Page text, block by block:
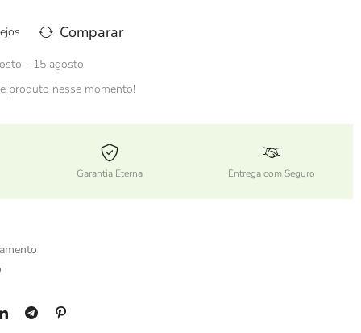
Comparar
- 15 agosto
produto nesse momento!
Garantia Eterna Entrega com Seguro